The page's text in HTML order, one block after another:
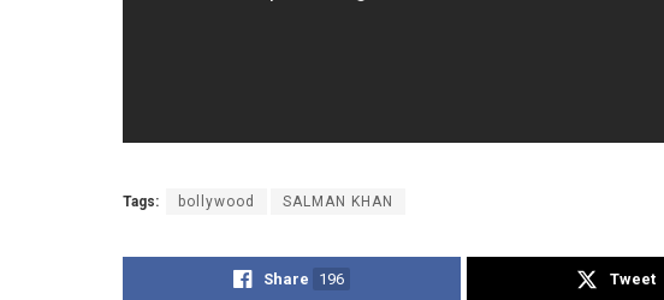
Tags: bollywood SALMAN KHAN
Share 196 Tweet